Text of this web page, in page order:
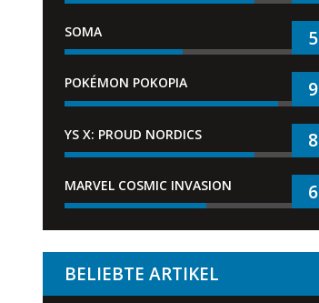
SOMA 5
POKÉMON POKOPIA 9
YS X: PROUD NORDICS 8
MARVEL COSMIC INVASION 6
BELIEBTE ARTIKEL